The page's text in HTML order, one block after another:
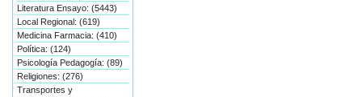
Literatura Ensayo: (5443)
Local Regional: (619)
Medicina Farmacia: (410)
Política: (124)
Psicología Pedagogía: (89)
Religiones: (276)
Transportes y